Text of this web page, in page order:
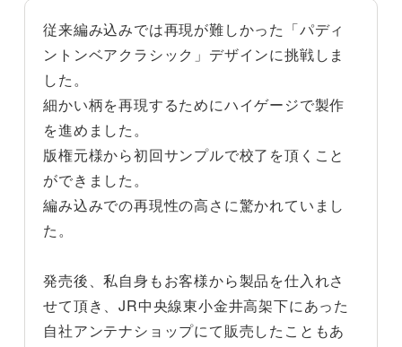
従来編み込みでは再現が難しかった「パディ
ントンベアクラシック」デザインに挑戦しま
した。
細かい柄を再現するためにハイゲージで製作
を進めました。
版権元様から初回サンプルで校了を頂くこと
ができました。
編み込みでの再現性の高さに驚かれていまし
た。
発売後、私自身もお客様から製品を仕入れさ
せて頂き、JR中央線東小金井高架下にあった
自社アンテナショップにて販売したこともあ